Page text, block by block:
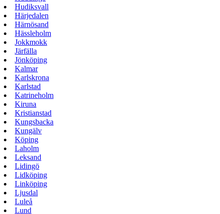
Hudiksvall
Härjedalen
Härnösand
Hässleholm
Jokkmokk
Järfälla
Jönköping
Kalmar
Karlskrona
Karlstad
Katrineholm
Kiruna
Kristianstad
Kungsbacka
Kungälv
Köping
Laholm
Leksand
Lidingö
Lidköping
Linköping
Ljusdal
Luleå
Lund